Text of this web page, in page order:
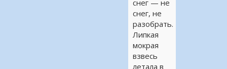
снег — не
снег, не
разобрать.
Липкая
мокрая
взвесь
летала в